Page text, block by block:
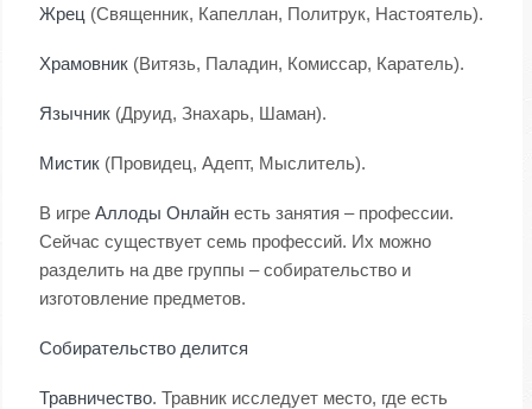
Жрец (Священник, Капеллан, Политрук, Настоятель).
Храмовник (Витязь, Паладин, Комиссар, Каратель).
Язычник (Друид, Знахарь, Шаман).
Мистик (Провидец, Адепт, Мыслитель).
В игре Аллоды Онлайн есть занятия – профессии.
Сейчас существует семь профессий. Их можно
разделить на две группы – собирательство и
изготовление предметов.
Собирательство делится
Травничество. Травник исследует место, где есть